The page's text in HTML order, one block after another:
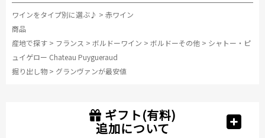
ワインをタイプ別に選ぶ♪ > 赤ワイン
商品
産地で探す > フランス > ボルドーワイン > ボルドーその他 > シャトー・ピ
ュイゲロー Chateau Puygueraud
掘り出し物 > グランヴァンが最安値
ギフト(有料)
追加について